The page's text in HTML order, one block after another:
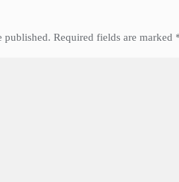
published. Required fields are marked